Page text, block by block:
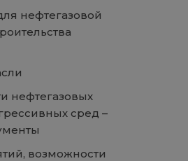
нефтегазовой
нефтегазовых
сред –
возможности